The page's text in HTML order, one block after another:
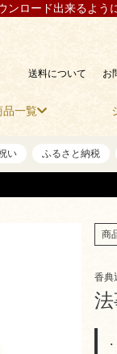
ンロード出来るよう
送料について お
品一覧
い ふるさと納税
商
香典